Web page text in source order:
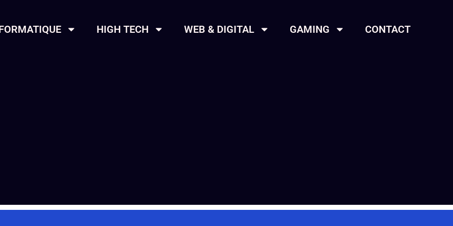
HIGH TECH WEB & DIGITAL GAMING CONTACT